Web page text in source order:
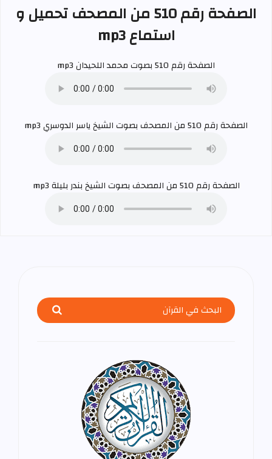
الصفحة رقم 510 من المصحف تحميل و
استماع mp3
الصفحة رقم 510 بصوت محمد اللحيدان
الصفحة رقم 510 من المصحف بصوت الشيخ ياسر الدوسري
الصفحة رقم 510 من المصحف بصوت الشيخ بندر بليلةmp3